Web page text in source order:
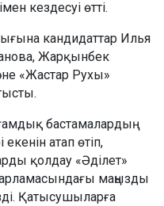
кездесуі өтті.
кандидаттар Илья
Жарқынбек
«Жастар Рухы»
бастамалардың
екенін атап өтіп,
қолдау «Әділет»
маңызды
Қатысушыларға